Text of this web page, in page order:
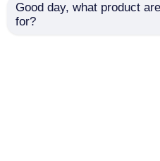
Good day, what product
for?